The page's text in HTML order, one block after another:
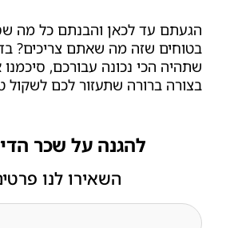
הגעתם עד לכאן והבנתם כל מה
בטוחים שזה מה שאתם צריכים?
שתהיה הכי נכונה עבורכם,
בצורה ברורה שתעזור לכם לשקול
להגנה על שכר
השאירו לנו
name(חובה)